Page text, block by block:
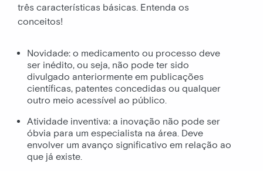
três características básicas. Entenda os
conceitos!
Novidade: o medicamento ou processo deve
ser inédito, ou seja, não pode ter sido
divulgado anteriormente em publicações
científicas, patentes concedidas ou qualquer
outro meio acessível ao público.
Atividade inventiva: a inovação não pode ser
óbvia para um especialista na área. Deve
envolver um avanço significativo em relação ao
que já existe.